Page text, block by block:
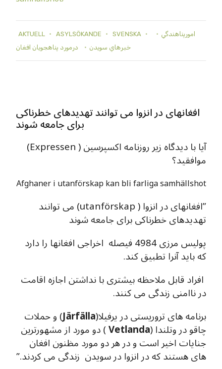
AKTUELL ASYLSÖKANDE SVENSKA
امورپناهندگي
خبرهاي سويدن
درمورد پناهجويان افغان
افغانهای در انزوا می توانند تهدیدهای خطرناکی
برای جامعه شوند
آیا با دیدگاه زیر روزنامه اکسپرسین ( Expressen)
موافقید؟
Afghaner i utanförskap kan bli farliga samhällshot
”افغانهای در انزوا ( utanförskap) می توانند
تهدیدهای خطرناکی برای جامعه شوند
پولیس مرزی 4984 فیصله اخراجی افغانها را دارد
که باید آنرا تطبیق کند.
افراد قابل ملاحظه بیشتری با نداشتن اجازه اقامت
در ناامنی زندگی می کنند.
برنامه های تروریستی در یرفیلا(Järfälla) و حملات
چاقو در وتلندا (Vetlanda) دو مورد از مشهورترین
جنایات اخیر است و در هر دو مورد مظنون افغان
های هستند که در انزوا در سویدن زندگی می کردند.”